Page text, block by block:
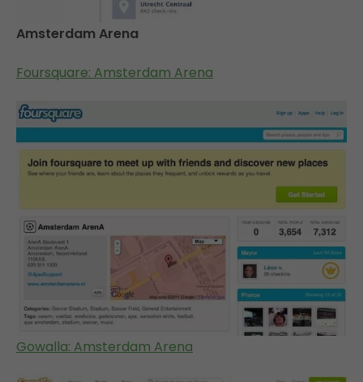
Amsterdam Arena
Foursquare: Amsterdam Arena
Gowalla: Amsterdam Arena